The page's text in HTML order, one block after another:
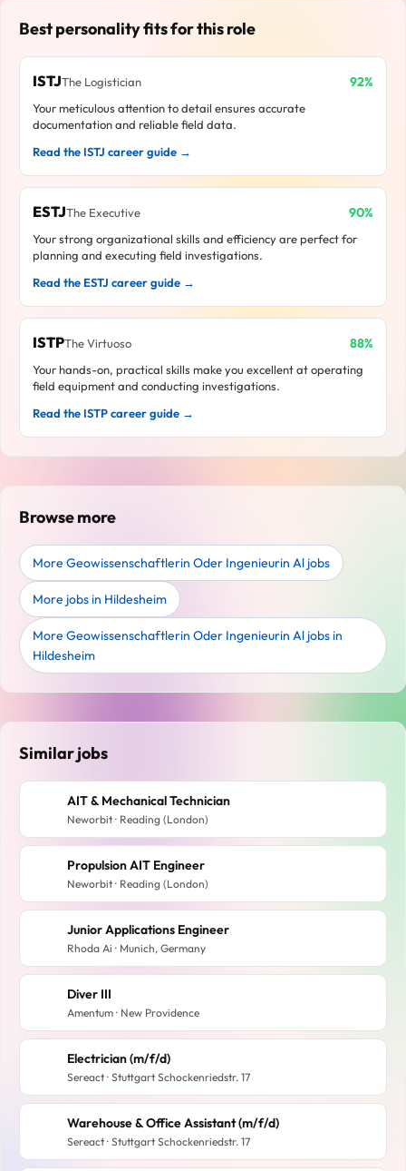
Best personality fits for this role
ISTJThe Logistician 92%
Your meticulous attention to detail ensures accurate
documentation and reliable field data.
Read the ISTJ career guide →
ESTJThe Executive 90%
Your strong organizational skills and efficiency are perfect for
planning and executing field investigations.
Read the ESTJ career guide →
ISTPThe Virtuoso 88%
Your hands-on, practical skills make you excellent at operating
field equipment and conducting investigations.
Read the ISTP career guide →
Browse more
More Geowissenschaftlerin Oder Ingenieurin Al jobs
More jobs in Hildesheim
More Geowissenschaftlerin Oder Ingenieurin Al jobs in
Hildesheim
Similar jobs
AIT & Mechanical Technician
Neworbit · Reading (London)
Propulsion AIT Engineer
Neworbit · Reading (London)
Junior Applications Engineer
Rhoda Ai · Munich, Germany
Diver III
Amentum · New Providence
Electrician (m/f/d)
Sereact · Stuttgart Schockenriedstr. 17
Warehouse & Office Assistant (m/f/d)
Sereact · Stuttgart Schockenriedstr. 17